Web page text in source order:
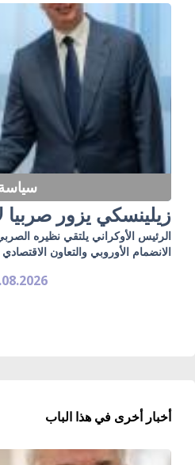
زيلينسكي يزور صربيا
الرئيس الأوكراني يلتقي نظيره
الانضمام الأوروبي والتعاون
أخبار أخرى في هذا الباب